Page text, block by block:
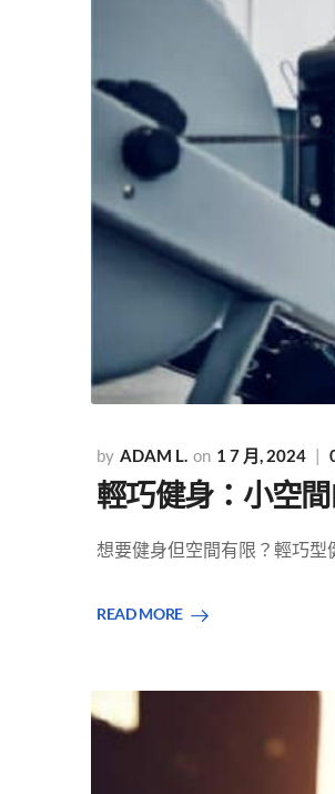
ADAM L. 1 7 月, 2024
輕巧健身：小空
想要健身但空間有限？輕巧型
READ MORE